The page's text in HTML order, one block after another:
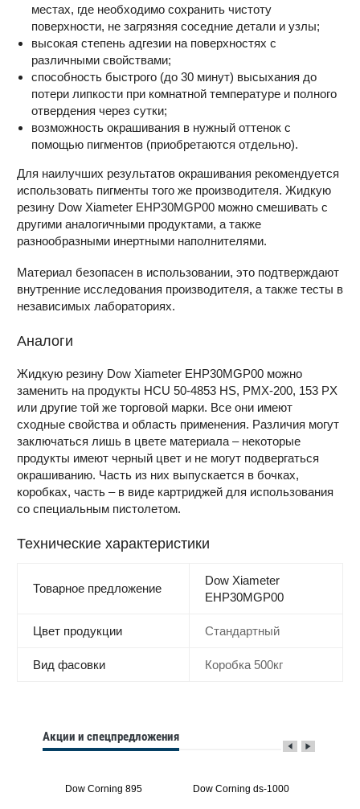
местах, где необходимо сохранить чистоту
поверхности, не загрязняя соседние детали и узлы;
высокая степень адгезии на поверхностях с
различными свойствами;
способность быстрого (до 30 минут) высыхания до
потери липкости при комнатной температуре и полного
отвердения через сутки;
возможность окрашивания в нужный оттенок с
помощью пигментов (приобретаются отдельно).
Для наилучших результатов окрашивания рекомендуется
использовать пигменты того же производителя. Жидкую
резину Dow Xiameter EHP30MGP00 можно смешивать с
другими аналогичными продуктами, а также
разнообразными инертными наполнителями.
Материал безопасен в использовании, это подтверждают
внутренние исследования производителя, а также тесты в
независимых лабораториях.
Аналоги
Жидкую резину Dow Xiameter EHP30MGP00 можно
заменить на продукты HCU 50-4853 HS, PMX-200, 153 PX
или другие той же торговой марки. Все они имеют
сходные свойства и область применения. Различия могут
заключаться лишь в цвете материала – некоторые
продукты имеют черный цвет и не могут подвергаться
окрашиванию. Часть из них выпускается в бочках,
коробках, часть – в виде картриджей для использования
со специальным пистолетом.
Технические характеристики
Товарное предложение
Dow Xiameter
EHP30MGP00
Цвет продукции Стандартный
Вид фасовки Коробка 500кг
Акции и спецпредложения
Dow Corning 895 Dow Corning ds-1000